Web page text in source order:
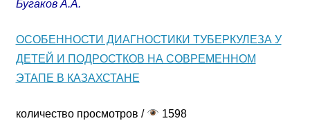
Бугаков А.А.
ОСОБЕННОСТИ ДИАГНОСТИКИ ТУБЕРКУЛЕЗА У
ДЕТЕЙ И ПОДРОСТКОВ НА СОВРЕМЕННОМ
ЭТАПЕ В КАЗАХСТАНЕ
количество просмотров / 1598